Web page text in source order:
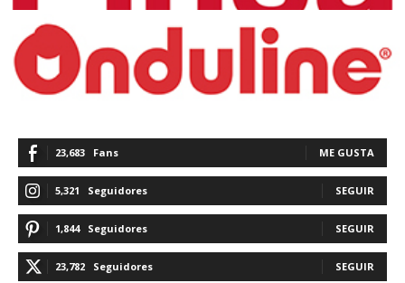
23,683 Fans ME GUSTA
5,321 Seguidores SEGUIR
1,844 Seguidores SEGUIR
23,782 Seguidores SEGUIR